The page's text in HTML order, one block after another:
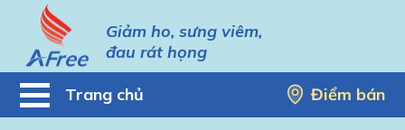
Giảm ho, sưng viêm,
đau rát họng
Trang chủ Điểm bán